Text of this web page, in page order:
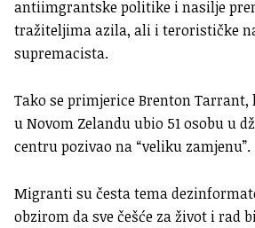
antiimgrantske politike i nasilje
tražiteljima azila, ali i terorističke
supremacista.
Tako se primjerice Brenton Tarrant,
u Novom Zelandu ubio 51 osobu u
centru pozivao na “veliku zamjenu”.
Migranti su česta tema
obzirom da sve češće za život i rad